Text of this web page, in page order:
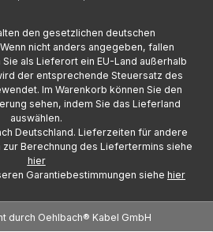
den gesetzlichen deutschen
nicht anders angegeben, fallen
Sie als Lieferort ein EU-Land außerhalb
der entsprechende Steuersatz des
Im Warenkorb können Sie den
sehen, indem Sie das Lieferland
auswählen.
Deutschland. Lieferzeiten für andere
Berechnung des Liefertermins siehe
hier
Garantiebestimmungen siehe hier
durch Oehlbach® Kabel GmbH